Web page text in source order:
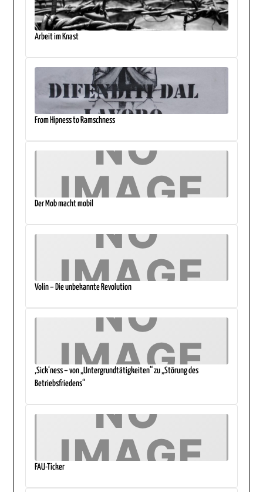
Arbeit im Knast
From Hipness to Ramschness
Der Mob macht mobil
Volin – Die unbekannte Revolution
‚Sick‘ness – von „Untergrundtätigkeiten“ zu „Störung des
Betriebsfriedens“
FAU-Ticker